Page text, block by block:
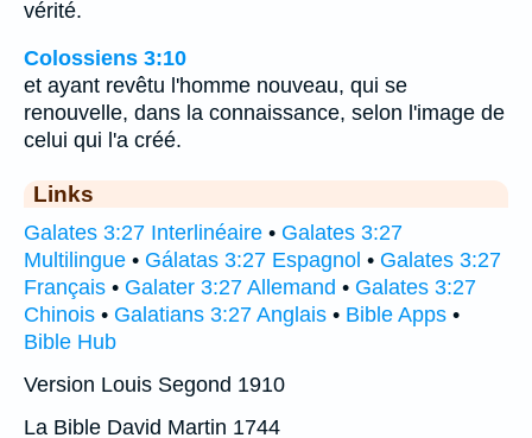
vérité.
Colossiens 3:10
et ayant revêtu l'homme nouveau, qui se
renouvelle, dans la connaissance, selon l'image de
celui qui l'a créé.
Links
Galates 3:27 Interlinéaire • Galates 3:27
Multilingue • Gálatas 3:27 Espagnol • Galates 3:27
Français • Galater 3:27 Allemand • Galates 3:27
Chinois • Galatians 3:27 Anglais • Bible Apps •
Bible Hub
Version Louis Segond 1910
La Bible David Martin 1744